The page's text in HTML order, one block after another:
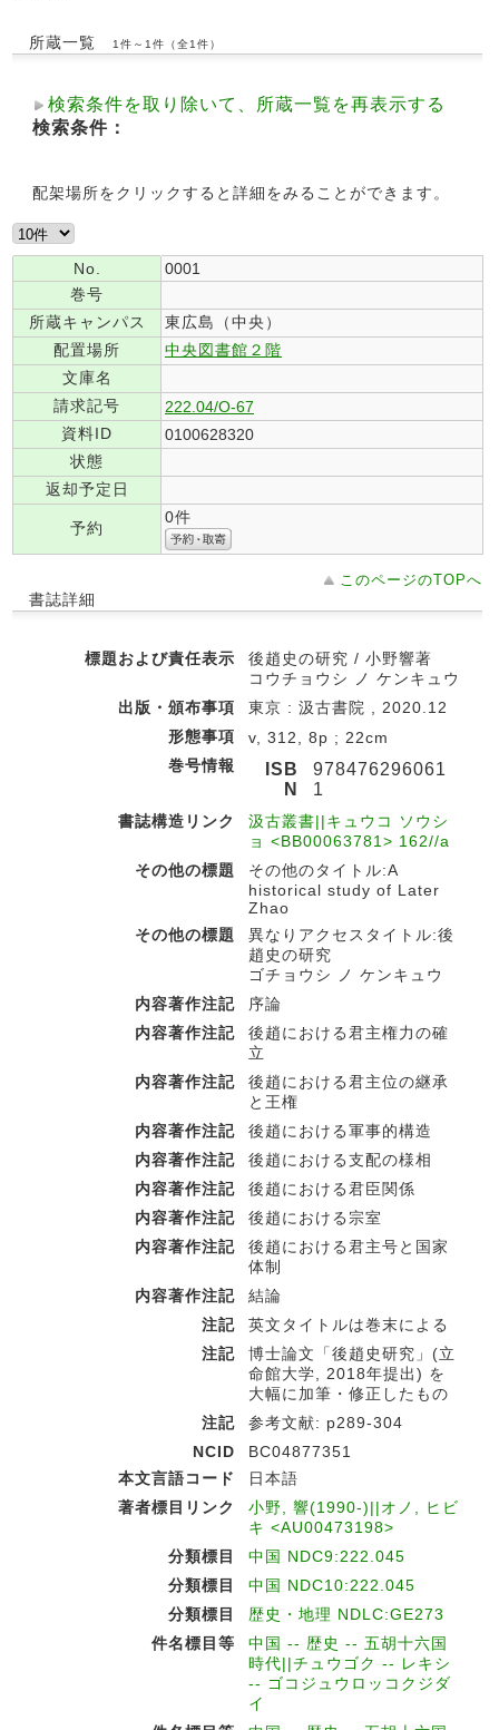
所蔵一覧 1件～1件（全1件）
検索条件を取り除いて、所蔵一覧を再表示する
検索条件：
配架場所をクリックすると詳細をみることができます。
No.
0001
巻号
所蔵キャンパス
東広島（中央）
配置場所
中央図書館２階
文庫名
請求記号
222.04/O-67
資料ID
0100628320
状態
返却予定日
予約
0件
このページのTOPへ
書誌詳細
標題および責任表示
後趙史の研究 / 小野響著
コウチョウシ ノ ケンキュウ
出版・頒布事項
東京 : 汲古書院 , 2020.12
形態事項
v, 312, 8p ; 22cm
巻号情報
ISB
N
978476296061
1
書誌構造リンク
汲古叢書||キュウコ ソウシ
ョ <BB00063781> 162//a
その他の標題
その他のタイトル:A
historical study of Later
Zhao
その他の標題
異なりアクセスタイトル:後
趙史の研究
ゴチョウシ ノ ケンキュウ
内容著作注記
序論
内容著作注記
後趙における君主権力の確
立
内容著作注記
後趙における君主位の継承
と王権
内容著作注記
後趙における軍事的構造
内容著作注記
後趙における支配の様相
内容著作注記
後趙における君臣関係
内容著作注記
後趙における宗室
内容著作注記
後趙における君主号と国家
体制
内容著作注記
結論
注記
英文タイトルは巻末による
注記
博士論文「後趙史研究」(立
命館大学, 2018年提出) を
大幅に加筆・修正したもの
注記
参考文献: p289-304
NCID
BC04877351
本文言語コード
日本語
著者標目リンク
小野, 響(1990-)||オノ, ヒビ
キ <AU00473198>
分類標目
中国 NDC9:222.045
分類標目
中国 NDC10:222.045
分類標目
歴史・地理 NDLC:GE273
件名標目等
中国 -- 歴史 -- 五胡十六国
時代||チュウゴク -- レキシ
-- ゴコジュウロッコクジダ
イ